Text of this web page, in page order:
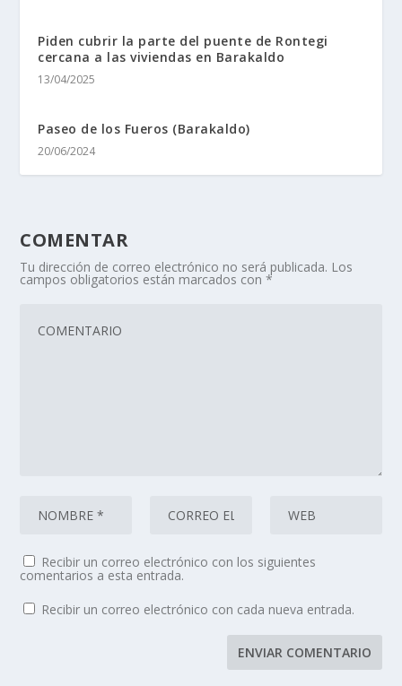
Piden cubrir la parte del puente de Rontegi
cercana a las viviendas en Barakaldo
13/04/2025
Paseo de los Fueros (Barakaldo)
20/06/2024
COMENTAR
Tu dirección de correo electrónico no será publicada. Los
campos obligatorios están marcados con*
Recibir un correo electrónico con los siguientes
comentarios a esta entrada.
Recibir un correo electrónico con cada nueva entrada.